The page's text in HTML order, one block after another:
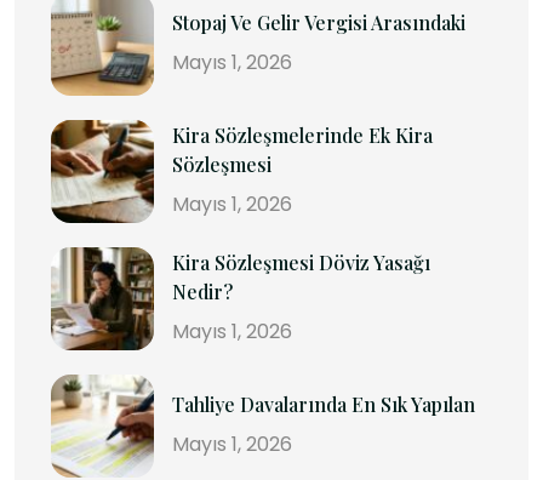
Stopaj Ve Gelir Vergisi Arasındaki
Mayıs 1, 2026
Kira Sözleşmelerinde Ek Kira
Sözleşmesi
Mayıs 1, 2026
Kira Sözleşmesi Döviz Yasağı
Nedir?
Mayıs 1, 2026
Tahliye Davalarında En Sık Yapılan
Mayıs 1, 2026